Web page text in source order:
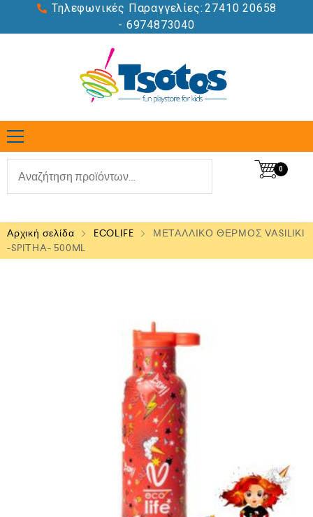
Τηλεφωνικές Παραγγελίες: 27410 20658
- 6974873040
0
Αρχική σελίδα ECOLIFE
ΜΕΤΑΛΛΙΚΟ ΘΕΡΜΟΣ VASILIKI
-SPITHA- 500ML